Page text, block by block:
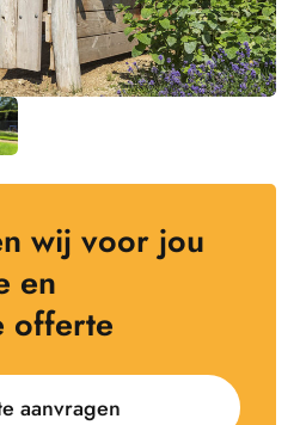
wij voor jou
en
offerte
aanvragen